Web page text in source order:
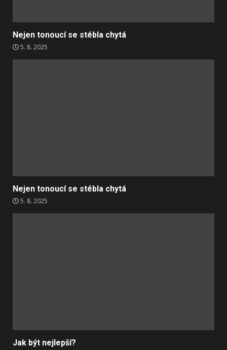
Nejen tonoucí se stébla chytá
5. 8. 2025
Nejen tonoucí se stébla chytá
5. 8. 2025
Jak být nejlepší?